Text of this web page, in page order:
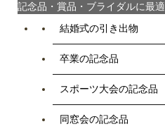
記念品・賞品・ブライダルに最適
結婚式の引き出物
卒業の記念品
スポーツ大会の記念品
同窓会の記念品